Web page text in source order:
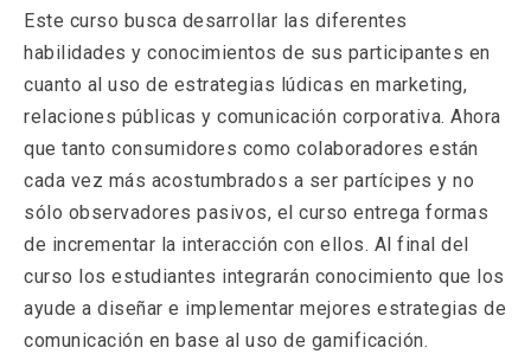
nueva
pestaña)
abre
nueva
pestaña)
enlace
se
abre
una
nueva
pestaña)
ACCESOS UC
Biblioteca launch
(El
enlace
se
abre
una
nueva
pestaña)
Mi Portal UC launch
(El
enlace
se
abre
una
nueva
pestaña)
Correo launch
(El
enlace
se
abre
en
una
nueva
Este curso busca desarrollar las diferentes
habilidades y conocimientos de sus participantes en
cuanto al uso de estrategias lúdicas en marketing,
relaciones públicas y comunicación corporativa. Ahora
que tanto consumidores como colaboradores están
cada vez más acostumbrados a ser partícipes y no
sólo observadores pasivos, el curso entrega formas
de incrementar la interacción con ellos. Al final del
curso los estudiantes integrarán conocimiento que los
ayude a diseñar e implementar mejores estrategias de
comunicación en base al uso de gamificación.